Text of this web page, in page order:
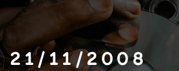
21/11/2008